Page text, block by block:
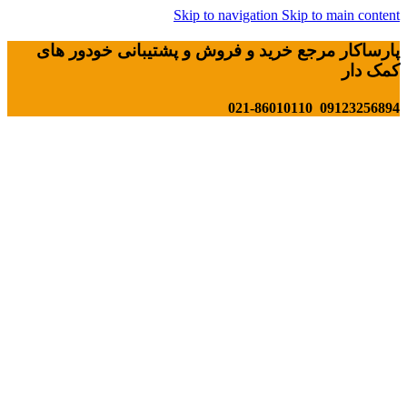
Skip to navigation Skip to main content
پارساکار مرجع خرید و فروش و پشتیبانی خودور های
کمک دار
09123256894 021-86010110